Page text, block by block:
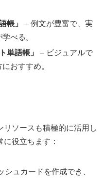
帳」
– 例文が豊富で、実
べる。
単語帳」
– ビジュアルで
おすすめ。
ソースも積極的に活用し
役立ちます：
シュカードを作成でき、